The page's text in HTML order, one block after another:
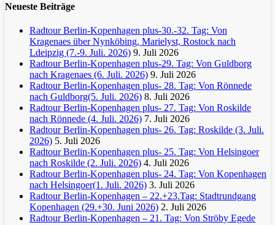
Neueste Beiträge
Radtour Berlin-Kopenhagen plus-30.-32. Tag: Von
Kragenaes über Nynköbing, Marielyst, Rostock nach
Ldeipzig (7.-9. Juli. 2026) 9. Juli 2026
Radtour Berlin-Kopenhagen plus-29. Tag: Von Guldborg
nach Kragenaes (6. Juli. 2026) 9. Juli 2026
Radtour Berlin-Kopenhagen plus- 28. Tag: Von Rönnede
nach Guldborg(5. Juli. 2026) 8. Juli 2026
Radtour Berlin-Kopenhagen plus- 27. Tag: Von Roskilde
nach Rönnede (4. Juli. 2026) 7. Juli 2026
Radtour Berlin-Kopenhagen plus- 26. Tag: Roskilde (3. Juli.
2026) 5. Juli 2026
Radtour Berlin-Kopenhagen plus- 25. Tag: Von Helsingoer
nach Roskilde (2. Juli. 2026) 4. Juli 2026
Radtour Berlin-Kopenhagen plus- 24. Tag: Von Kopenhagen
nach Helsingoer(1. Juli. 2026) 3. Juli 2026
Radtour Berlin-Kopenhagen – 22.+23.Tag: Stadtrundgang
Kopenhagen (29.+30. Juni 2026) 2. Juli 2026
Radtour Berlin-Kopenhagen – 21. Tag: Von Ströby Egede